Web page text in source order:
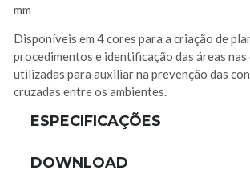
mm
Disponíveis em 4 cores para a criação de
procedimentos e identificação das áreas nas
utilizadas para auxiliar na prevenção das
cruzadas entre os ambientes.
ESPECIFICAÇÕES
DOWNLOAD